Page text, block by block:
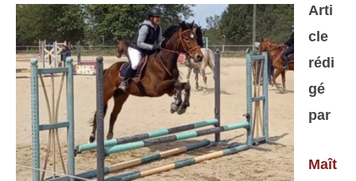
Arti
cle
rédi
gé
par
Maît